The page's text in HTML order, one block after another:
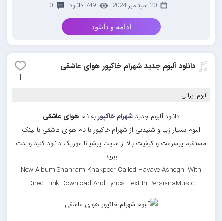
20 سپتامبر 2024 749 دانلود 0
ادامه و دانلود
دانلود آلبوم جدید شهرام خاکپور هوای عاشقی
1
آلبوم ایرانی
دانلود آلبوم جدیدشهرام خاکپوربه نام هوای عاشقی
البوم بسیار زیبا و شنیدنی از شهرام خاکپور با نام هوای عاشقی با لینک
مستقیم پرسرعت و کیفیت بالا از سایت پرشیانا موزیک دانلود کنید و لذت
ببرید
New Album Shahram Khakpoor Called Havaye Asheghi With
Direct Link Download And Lyrics Text In PersianaMusic